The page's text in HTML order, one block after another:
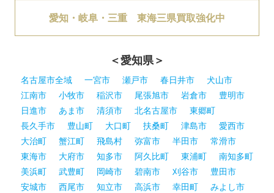
愛知・岐阜・三重 東海三県買取強化中
＜愛知県＞
名古屋市全域 一宮市 瀬戸市 春日井市
犬山市
江南市
小牧市 稲沢市 尾張旭市 岩倉市
豊明市
日進市
あま市 清須市 北名古屋市
東郷町
長久手市
豊山町 大口町 扶桑町 津島市
愛西市
大治町
蟹江町 飛島村 弥富市 半田市
常滑市
東海市
大府市 知多市 阿久比町 東浦町
南知多町
美浜町
武豊町 岡崎市 碧南市 刈谷市
豊田市
安城市
西尾市 知立市 高浜市 幸田町
みよし市